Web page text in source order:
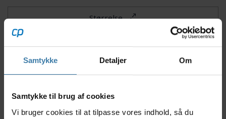
Samtykke Detaljer Om
Samtykke til brug af cookies
Vi bruger cookies til at tilpasse vores indhold, så du
Størrelse
Beskrivelse Specifikationer Størrelse
Guide til PACR, RIDE & EXPLR